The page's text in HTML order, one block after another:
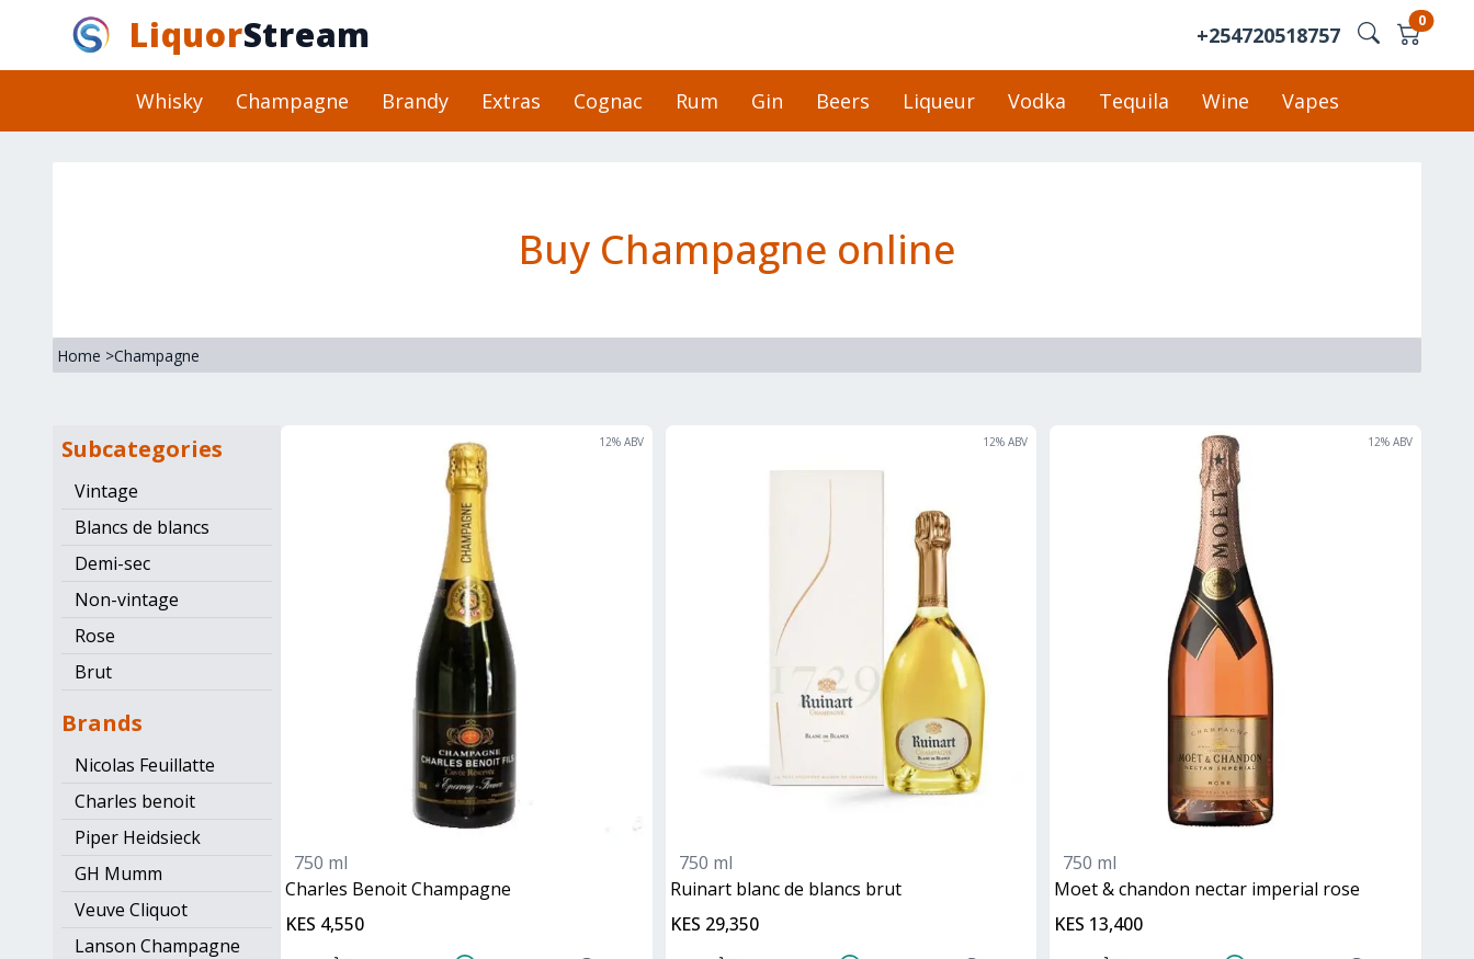
LiquorStream +254720518757
0
Whisky Champagne Brandy Extras Cognac Rum Gin Beers Liqueur Vodka Tequila Wine Vapes
Buy Champagne online
Home >Champagne
Subcategories
Vintage
Blancs de blancs
Demi-sec
Non-vintage
Rose
Brut
Brands
Nicolas Feuillatte
Charles benoit
Piper Heidsieck
GH Mumm
Veuve Cliquot
Lanson Champagne
12% ABV
750 ml
Charles Benoit Champagne
KES 4,550
12% ABV
750 ml
ruinart blanc de blancs brut
KES 29,350
12% ABV
750 ml
moet & chandon nectar imperial rose
KES 13,400